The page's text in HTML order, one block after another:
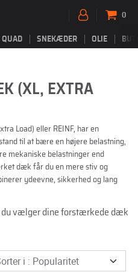
QUAD SNEKÆDER OLIE
0
(XL, EXTRA
Load) eller REINF, har en
til at bære en højere belastning,
mekaniske belastninger end
dæk får du en mere stiv og
ydeevne, sikkerhed og lang
du vælger dine forstærkede dæk